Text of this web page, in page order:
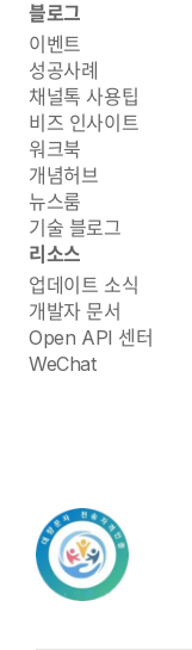
블로그
이벤트
성공사례
채널톡 사용팁
비즈 인사이트
워크북
개념허브
뉴스룸
기술 블로그
리소스
업데이트 소식
개발자 문서
Open API 센터
WeChat